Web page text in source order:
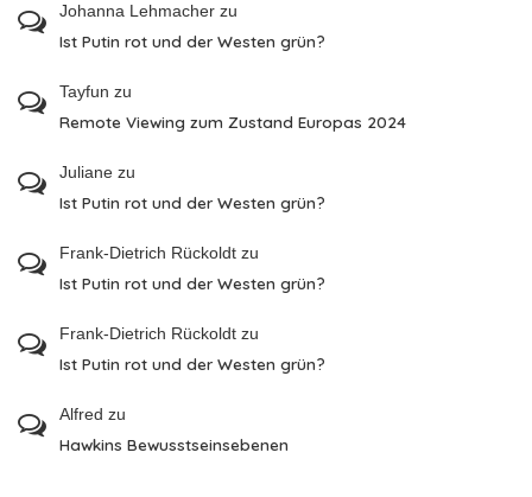
Johanna Lehmacher zu
Ist Putin rot und der Westen grün?
Tayfun zu
Remote Viewing zum Zustand Europas 2024
Juliane zu
Ist Putin rot und der Westen grün?
Frank-Dietrich Rückoldt zu
Ist Putin rot und der Westen grün?
Frank-Dietrich Rückoldt zu
Ist Putin rot und der Westen grün?
Alfred zu
Hawkins Bewusstseinsebenen